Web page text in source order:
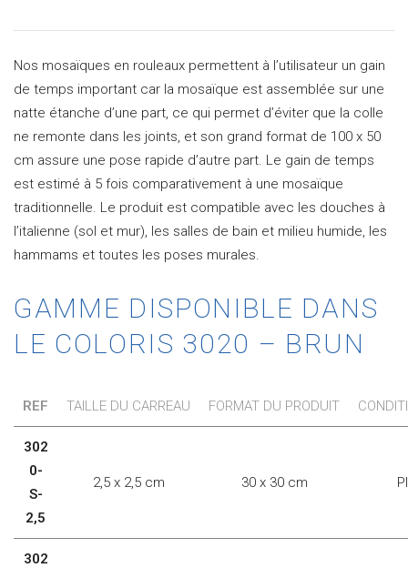
Nos mosaïques en rouleaux permettent à l’utilisateur un gain
de temps important car la mosaïque est assemblée sur une
natte étanche d’une part, ce qui permet d’éviter que la colle
ne remonte dans les joints, et son grand format de 100 x 50
cm assure une pose rapide d’autre part. Le gain de temps
est estimé à 5 fois comparativement à une mosaïque
traditionnelle. Le produit est compatible avec les douches à
l’italienne (sol et mur), les salles de bain et milieu humide, les
hammams et toutes les poses murales.
GAMME DISPONIBLE DANS
LE COLORIS 3020 – BRUN
REF TAILLE DU CARREAU FORMAT DU PRODUIT
302
0-
S-
2,5
2,5 x 2,5 cm 30 x 30 cm
302